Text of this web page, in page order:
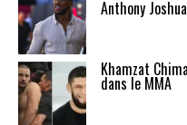
Anthony
Khamzat
dans le MMA